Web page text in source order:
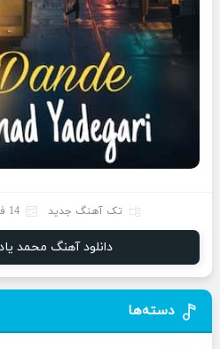
تک آهنگ جدید 14 فوریه 2021
دانلود آهنگ محمد
دسته‌ها